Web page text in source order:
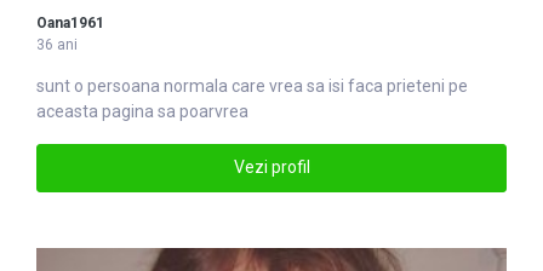
Oana1961
36 ani
sunt o persoana normala care vrea sa isi faca prieteni pe
aceasta pagina sa poarvrea
Vezi profil